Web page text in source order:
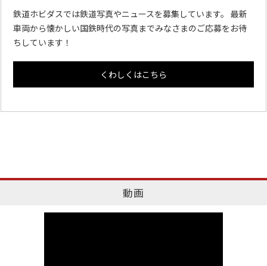
鉄道ホビダスでは鉄道写真やニュースを募集しています。 最新
車両から懐かしい国鉄時代の写真までみなさまのご応募をお待
ちしています！
くわしくはこちら
動画